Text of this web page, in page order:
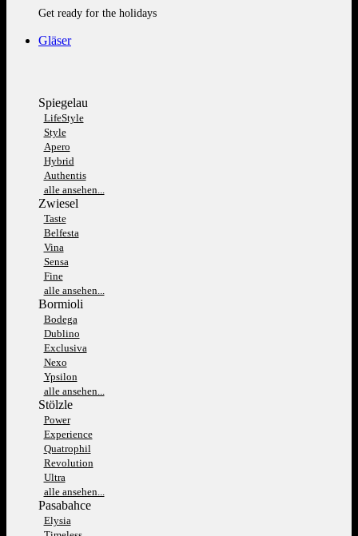
Get ready for the holidays
Gläser
Spiegelau
LifeStyle
Style
Apero
Hybrid
Authentis
alle ansehen...
Zwiesel
Taste
Belfesta
Vina
Sensa
Fine
alle ansehen...
Bormioli
Bodega
Dublino
Exclusiva
Nexo
Ypsilon
alle ansehen...
Stölzle
Power
Experience
Quatrophil
Revolution
Ultra
alle ansehen...
Pasabahce
Elysia